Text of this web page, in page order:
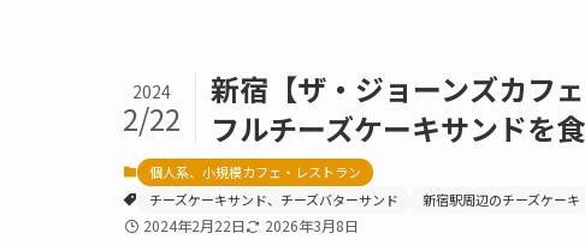
新宿【ザ・ジョーンズカフ
フルチーズケーキサンドを
2024
2/22
個人系、小規模カフェ・レストラン
チーズケーキサンド、チーズバターサンド
新宿駅周辺のチーズケーキ
2024年2月22日 2026年3月8日